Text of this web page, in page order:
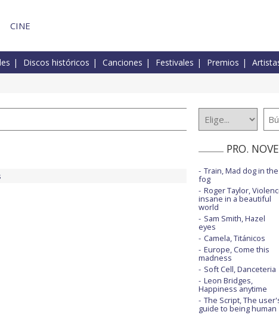
CINE
Discos históricos Canciones Festivales Premios
PRO.
Train, Mad dog in the
fog
Roger Taylor,
insane in a beautiful
world
Sam Smith, Hazel
eyes
Camela, Titánicos
Europe, Come this
madness
Soft Cell, Danceteria
Leon Bridges,
Happiness anytime
The Script, The
guide to being human